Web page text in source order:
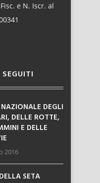
Fisc. e N. Iscr. al
DEGLI
DELLE ROTTE,
E DELLE
2016
SETA